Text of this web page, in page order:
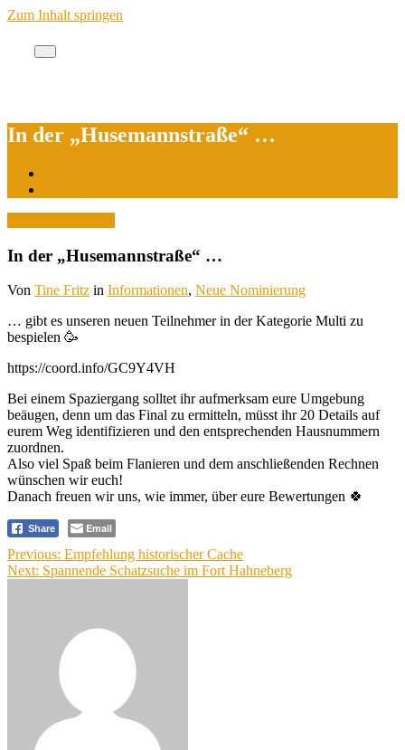
Zum Inhalt springen
Cache des Jahres Berlin
In der „Husemannstraße“ …
In der „Husemannstraße“ …
Von Tine Fritz in Informationen, Neue Nominierung
… gibt es unseren neuen Teilnehmer in der Kategorie Multi zu
bespielen 🥳
https://coord.info/GC9Y4VH
Bei einem Spaziergang solltet ihr aufmerksam eure Umgebung
beäugen, denn um das Final zu ermitteln, müsst ihr 20 Details auf
eurem Weg identifizieren und den entsprechenden Hausnummern
zuordnen.
Also viel Spaß beim Flanieren und dem anschließenden Rechnen
wünschen wir euch!
Danach freuen wir uns, wie immer, über eure Bewertungen 🍀
Share Email
Beitragsnavigation
Previous: Empfehlung historischer Cache
Next: Spannende Schatzsuche im Fort Hahneberg